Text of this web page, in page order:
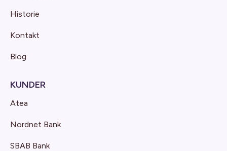
Historie
Kontakt
Blog
KUNDER
Atea
Nordnet Bank
SBAB Bank